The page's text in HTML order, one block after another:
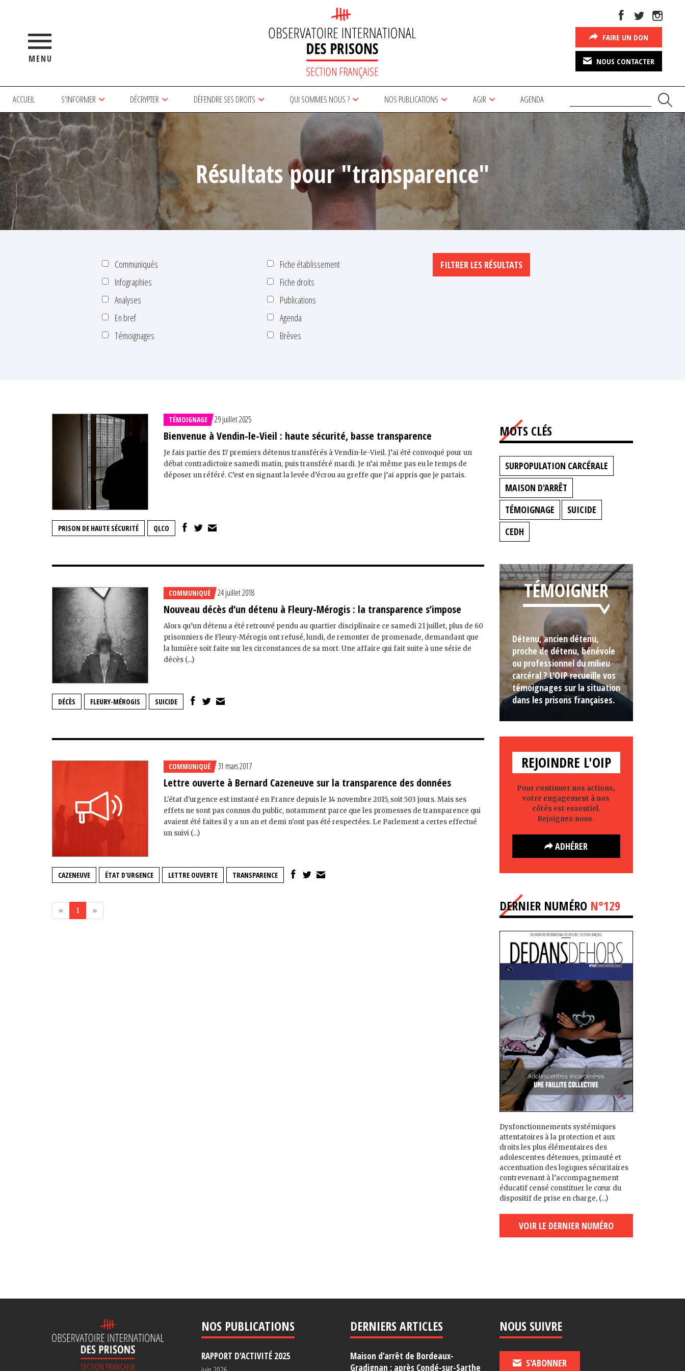
MENU
FAIRE UN DON
NOUS CONTACTER
ACCUEIL S’INFORMER DÉCRYPTER DÉFENDRE SES DROITS QUI SOMMES NOUS ? NOS PUBLICATIONS AGIR AGENDA
Résultats pour "transparence"
Communiqués
Infographies
Analyses
En bref
Témoignages
Fiche établissement
Fiche droits
Publications
Agenda
Brèves
TÉMOIGNAGE 29 juillet 2025
Bienvenue à Vendin-le-Vieil : haute sécurité, basse transparence
Je fais partie des 17 premiers détenus transférés à Vendin-le-Vieil. J’ai été convoqué pour un
débat contradictoire samedi matin, puis transféré mardi. Je n’ai même pas eu le temps de
déposer un référé. C’est en signant la levée d’écrou au greffe que j’ai appris que je partais.
PRISON DE HAUTE SÉCURITÉ QLCO
COMMUNIQUÉ 24 juillet 2018
Nouveau décès d’un détenu à Fleury-Mérogis : la transparence s’impose
Alors qu’un détenu a été retrouvé pendu au quartier disciplinaire ce samedi 21 juillet, plus de 60
prisonniers de Fleury-Mérogis ont refusé, lundi, de remonter de promenade, demandant que
la lumière soit faite sur les circonstances de sa mort. Une affaire qui fait suite à une série de
décès (...)
DÉCÈS FLEURY-MÉROGIS SUICIDE
COMMUNIQUÉ 31 mars 2017
Lettre ouverte à Bernard Cazeneuve sur la transparence des données
L'état d'urgence est instauré en France depuis le 14 novembre 2015, soit 503 jours. Mais ses
effets ne sont pas connus du public, notamment parce que les promesses de transparence qui
avaient été faites il y a un an et demi n'ont pas été respectées. Le Parlement a certes effectué
un suivi (...)
CAZENEUVE ÉTAT D'URGENCE LETTRE OUVERTE TRANSPARENCE
« 1 »
MOTS CLÉS
SURPOPULATION CARCÉRALE
MAISON D'ARRÊT
TÉMOIGNAGE
SUICIDE
CEDH
TÉMOIGNER
Détenu, ancien détenu,
proche de détenu, bénévole
ou professionnel du milieu
carcéral ? L'OIP recueille vos
témoignages sur la situation
dans les prisons françaises.
REJOINDRE L'OIP
Pour continuer nos actions,
votre engagement à nos
côtés est essentiel.
Rejoignez-nous.
ADHÉRER
DERNIER NUMÉRO N°129
Dysfonctionnements systémiques
attentatoires à la protection et aux
droits les plus élémentaires des
adolescent·es détenu·es, primauté et
accentuation des logiques sécuritaires
contrevenant à l’accompagnement
éducatif censé constituer le cœur du
dispositif de prise en charge, (...)
VOIR LE DERNIER NUMÉRO
NOS PUBLICATIONS
RAPPORT D'ACTIVITÉ 2025
DERNIERS ARTICLES
Maison d’arrêt de Bordeaux-
Gradignan : après Condé-sur-Sarthe
NOUS SUIVRE
S'ABONNER